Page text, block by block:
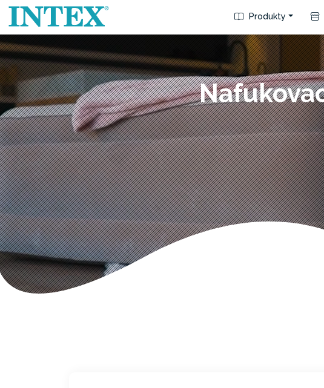
Produkty